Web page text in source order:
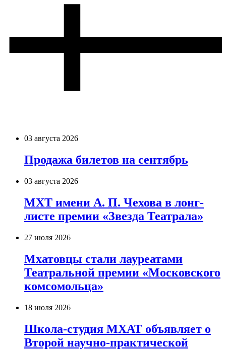
03 августа 2026
Продажа билетов на сентябрь
03 августа 2026
МХТ имени А. П. Чехова в лонг-
листе премии «Звезда Театрала»
27 июля 2026
Мхатовцы стали лауреатами
Театральной премии «Московского
комсомольца»
18 июля 2026
Школа-студия МХАТ объявляет о
Второй научно-практической